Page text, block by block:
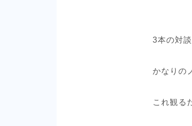
3本の対
かなりの
これ観る